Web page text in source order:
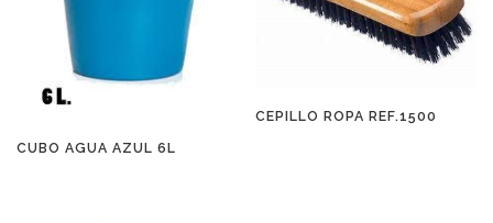
CUBO AGUA AZUL 6L
CEPILLO ROPA REF.1500